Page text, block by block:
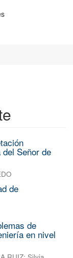
Señor de
de
de
en nivel